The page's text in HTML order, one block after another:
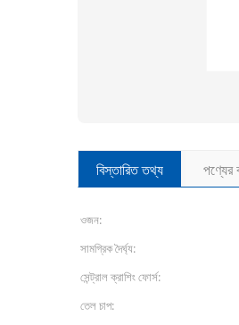
বিস্তারিত তথ্য পণ্যের
ওজন:
সামগ্রিক দৈর্ঘ্য:
সেন্ট্রাল ক্রাশিং ফোর্স:
তেল চাপ: